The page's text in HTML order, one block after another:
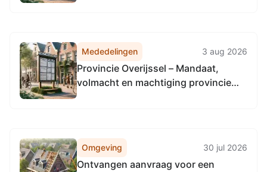
Mededelingen 3 aug 2026
Provincie Overijssel – Mandaat,
volmacht en machtiging provincie
Omgeving 30 jul 2026
Ontvangen aanvraag voor een